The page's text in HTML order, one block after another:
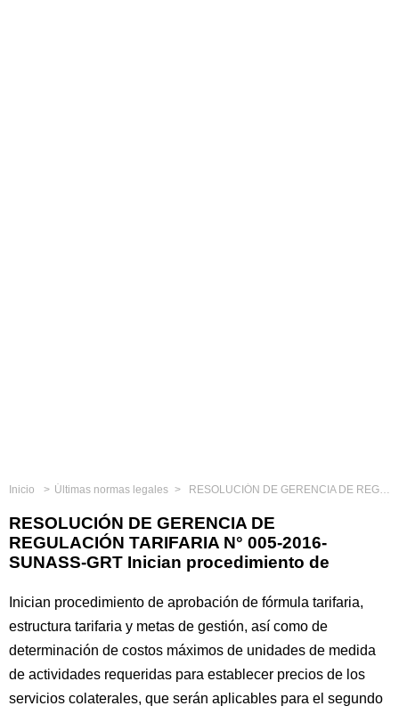
Inicio Últimas normas legales RESOLUCIÓN DE GERENCIA DE REGULACIÓN TARIFARIA N° 005-2016-SUNASS-GRT Inician procedimiento de
RESOLUCIÓN DE GERENCIA DE
REGULACIÓN TARIFARIA N° 005-2016-
SUNASS-GRT Inician procedimiento de
Inician procedimiento de aprobación de fórmula tarifaria,
estructura tarifaria y metas de gestión, así como de
determinación de costos máximos de unidades de medida
de actividades requeridas para establecer precios de los
servicios colaterales, que serán aplicables para el segundo